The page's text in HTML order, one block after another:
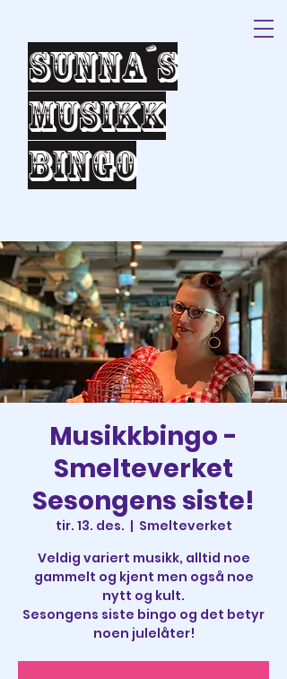
Sunna´s
Musikk
bingo
Musikkbingo -
Smelteverket
Sesongens siste!
tir. 13. des.
  |
Smelteverket
Veldig variert musikk, alltid noe
gammelt og kjent men også noe
nytt og kult.
Sesongens siste bingo og det betyr
noen julelåter!